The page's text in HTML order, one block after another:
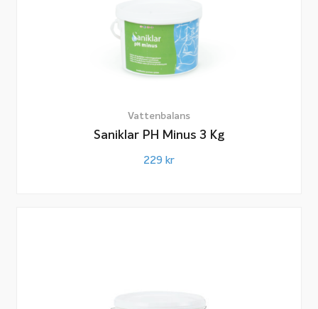
Vattenbalans
Saniklar PH Minus 3 Kg
229 kr